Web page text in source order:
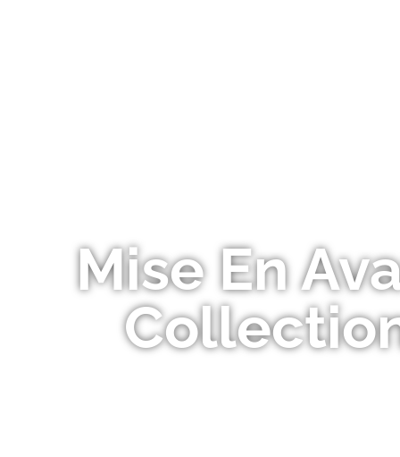
Mise En